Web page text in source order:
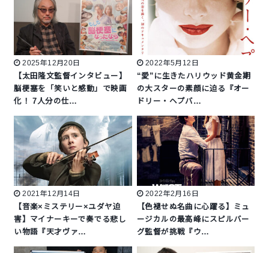
2025年12月20日
【太田隆文監督インタビュー】
脳梗塞を「笑いと感動」で映画
化！ 7人分の仕…
2022年5月12日
“愛”に生きたハリウッド黄金期
の大スターの素顔に迫る『オー
ドリー・ヘプバ…
2021年12月14日
【音楽×ミステリー×ユダヤ迫
害】マイナーキーで奏でる悲し
い物語『天才ヴァ…
2022年2月16日
【色褪せぬ名曲に心躍る】ミュ
ージカルの最高峰にスピルバー
グ監督が挑戦『ウ…